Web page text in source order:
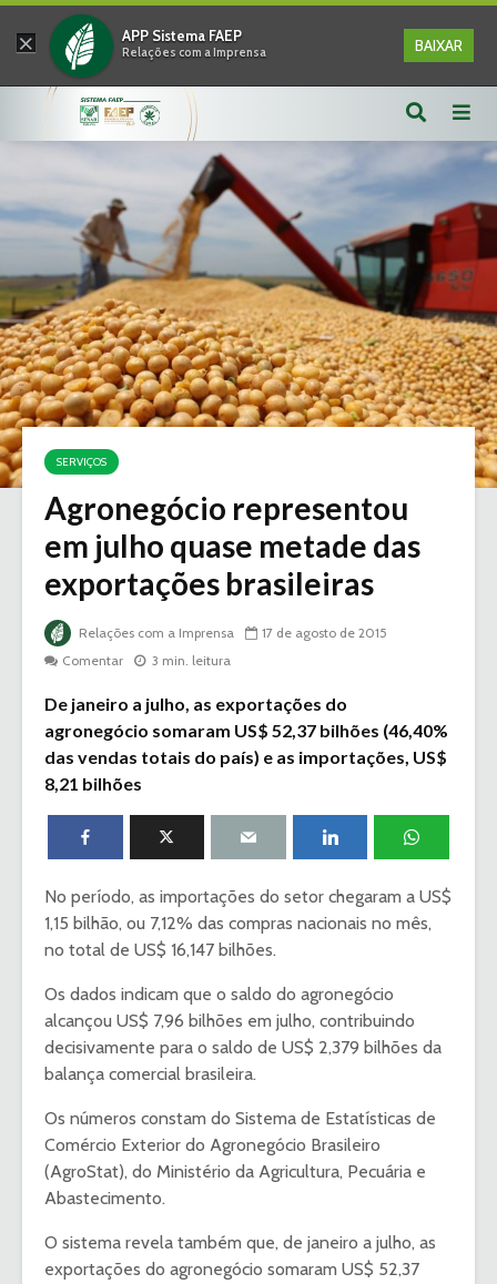
× APP Sistema FAEP
Relações com a Imprensa BAIXAR
SERVIÇOS
Agronegócio representou
em julho quase metade das
exportações brasileiras
Relações com a Imprensa
17 de agosto de 2015
Comentar
3 min. leitura
De janeiro a julho, as exportações do
agronegócio somaram US$ 52,37 bilhões (46,40%
das vendas totais do país) e as importações, US$
8,21 bilhões
No período, as importações do setor chegaram a US$
1,15 bilhão, ou 7,12% das compras nacionais no mês,
no total de US$ 16,147 bilhões.
Os dados indicam que o saldo do agronegócio
alcançou US$ 7,96 bilhões em julho, contribuindo
decisivamente para o saldo de US$ 2,379 bilhões da
balança comercial brasileira.
Os números constam do Sistema de Estatísticas de
Comércio Exterior do Agronegócio Brasileiro
(AgroStat), do Ministério da Agricultura, Pecuária e
Abastecimento.
O sistema revela também que, de janeiro a julho, as
exportações do agronegócio somaram US$ 52,37